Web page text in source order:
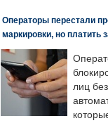
Операторы перестали
маркировки, но платить
лиц